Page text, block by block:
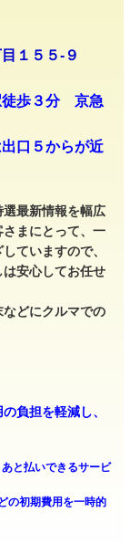
１５５-９
歩３分 京急
からが近
最新情報を幅広
まにとって、一
ていますので、
安心してお任せ
どにクルマでの
負担を軽減し、
と払いできるサービ
の初期費用を一時的